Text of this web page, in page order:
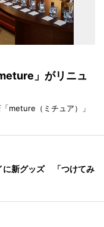
」がリニュ
meture（ミチュア）」
に新グッズ 「つけてみ